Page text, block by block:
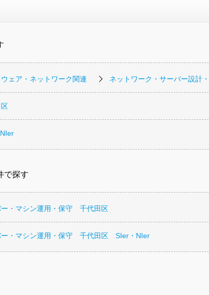
ウェア・ネットワーク関連 ネットワーク・サーバー設計
で探す
ー・マシン運用・保守 千代田区
ー・マシン運用・保守 千代田区 SIer・NIer